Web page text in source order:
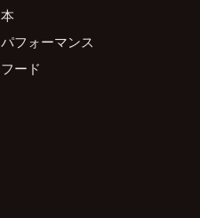
本
パフォーマンス
フード